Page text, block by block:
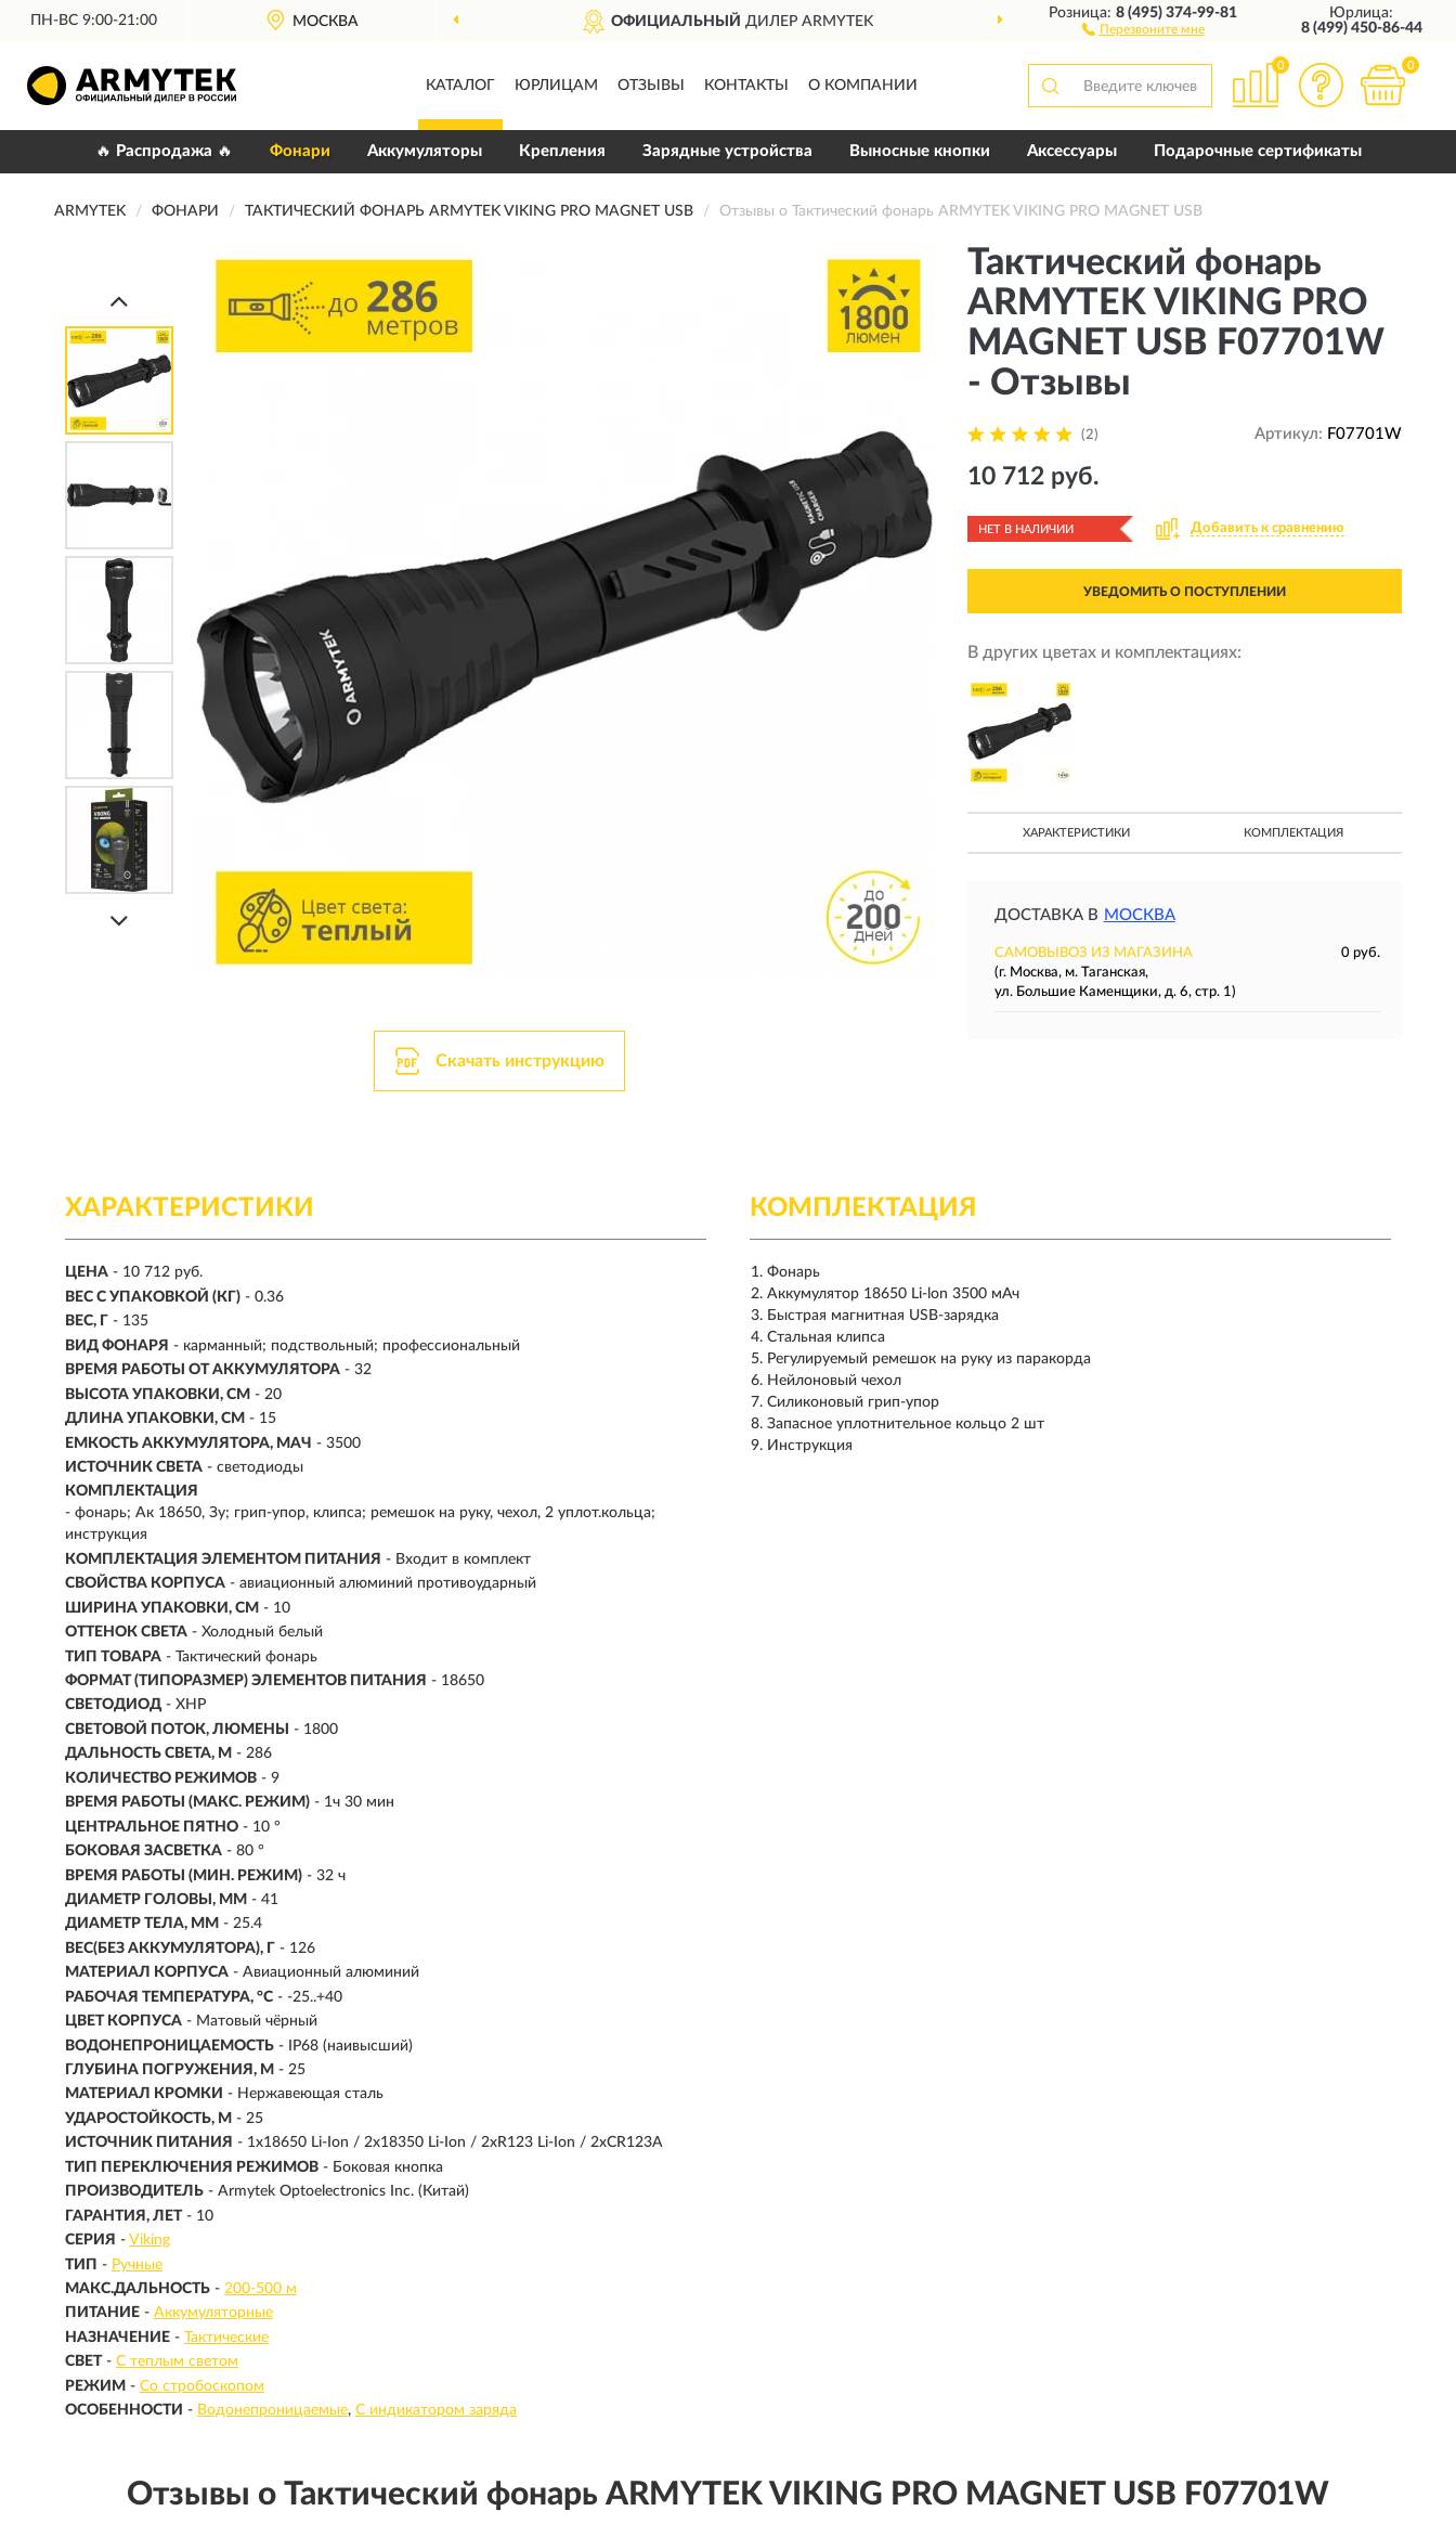
ПН-ВС 9:00-21:00 МОСКВА ОФИЦИАЛЬНЫЙДИЛЕР ARMYTEK ДОСТАВИМ ПО ВСЕЙ РОССИИ
Розница:8 (495) 374-99-81
Перезвоните мне
Юрлица:
8 (499) 450-86-44
КАТАЛОГ ЮРЛИЦАМ ОТЗЫВЫ КОНТАКТЫ О КОМПАНИИ
0 0
🔥 Распродажа 🔥 Фонари Аккумуляторы Крепления Зарядные устройства Выносные кнопки Аксессуары Подарочные сертификаты
ARMYTEK ФОНАРИ ТАКТИЧЕСКИЙ ФОНАРЬ ARMYTEK VIKING PRO MAGNET USB Отзывы о Тактический фонарь ARMYTEK VIKING PRO MAGNET USB
Скачать инструкцию
Тактический фонарь
ARMYTEK VIKING PRO
MAGNET USB F07701W
- Отзывы
(2) Артикул: F07701W
10 712 руб.
НЕТ В НАЛИЧИИ Добавить к сравнению
УВЕДОМИТЬ О ПОСТУПЛЕНИИ
В других цветах и комплектациях:
ХАРАКТЕРИСТИКИ КОМПЛЕКТАЦИЯ
ДОСТАВКА В МОСКВА
САМОВЫВОЗ ИЗ МАГАЗИНА
0 руб.
(г. Москва, м. Таганская,
ул. Большие Каменщики, д. 6, стр. 1)
ХАРАКТЕРИСТИКИ
ЦЕНА - 10 712 руб.
ВЕС С УПАКОВКОЙ (КГ) - 0.36
ВЕС, Г - 135
ВИД ФОНАРЯ - карманный; подствольный; профессиональный
ВРЕМЯ РАБОТЫ ОТ АККУМУЛЯТОРА - 32
ВЫСОТА УПАКОВКИ, СМ - 20
ДЛИНА УПАКОВКИ, СМ - 15
ЕМКОСТЬ АККУМУЛЯТОРА, МAЧ - 3500
ИСТОЧНИК СВЕТА - светодиоды
КОМПЛЕКТАЦИЯ
- фонарь; Ак 18650, Зу; грип-упор, клипса; ремешок на руку, чехол, 2 уплот.кольца;
инструкция
КОМПЛЕКТАЦИЯ ЭЛЕМЕНТОМ ПИТАНИЯ - Входит в комплект
СВОЙСТВА КОРПУСА - авиационный алюминий противоударный
ШИРИНА УПАКОВКИ, СМ - 10
ОТТЕНОК СВЕТА - Холодный белый
ТИП ТОВАРА - Тактический фонарь
ФОРМАТ (ТИПОРАЗМЕР) ЭЛЕМЕНТОВ ПИТАНИЯ - 18650
СВЕТОДИОД - XHP
СВЕТОВОЙ ПОТОК, ЛЮМЕНЫ
- 1800
ДАЛЬНОСТЬ СВЕТА, М - 286
КОЛИЧЕСТВО РЕЖИМОВ - 9
ВРЕМЯ РАБОТЫ (МАКС. РЕЖИМ) - 1ч 30 мин
ЦЕНТРАЛЬНОЕ ПЯТНО - 10 °
БОКОВАЯ ЗАСВЕТКА - 80 °
ВРЕМЯ РАБОТЫ (МИН. РЕЖИМ) - 32 ч
ДИАМЕТР ГОЛОВЫ, ММ - 41
ДИАМЕТР ТЕЛА, ММ - 25.4
ВЕС(БЕЗ АККУМУЛЯТОРА), Г - 126
МАТЕРИАЛ КОРПУСА - Авиационный алюминий
РАБОЧАЯ ТЕМПЕРАТУРА, °C - -25..+40
ЦВЕТ КОРПУСА - Матовый чёрный
ВОДОНЕПРОНИЦАЕМОСТЬ - IP68 (наивысший)
ГЛУБИНА ПОГРУЖЕНИЯ, М - 25
МАТЕРИАЛ КРОМКИ - Нержавеющая сталь
УДАРОСТОЙКОСТЬ, М - 25
ИСТОЧНИК ПИТАНИЯ - 1x18650 Li-Ion / 2x18350 Li-Ion / 2xR123 Li-Ion / 2xCR123A
ТИП ПЕРЕКЛЮЧЕНИЯ РЕЖИМОВ - Боковая кнопка
ПРОИЗВОДИТЕЛЬ - Armytek Optoelectronics Inc. (Китай)
ГАРАНТИЯ, ЛЕТ - 10
СЕРИЯ - Viking
ТИП - Ручные
МАКС.ДАЛЬНОСТЬ - 200-500 м
ПИТАНИЕ - Аккумуляторные
НАЗНАЧЕНИЕ - Тактические
СВЕТ - С теплым светом
РЕЖИМ - Со стробоскопом
ОСОБЕННОСТИ - Водонепроницаемые С индикатором заряда
КОМПЛЕКТАЦИЯ
Фонарь
Аккумулятор 18650 Li-lon 3500 мАч
Быстрая магнитная USB-зарядка
Стальная клипса
Регулируемый ремешок на руку из паракорда
Нейлоновый чехол
Силиконовый грип-упор
Запасное уплотнительное кольцо 2 шт
Инструкция
Отзывы о Тактический фонарь ARMYTEK VIKING PRO MAGNET USB F07701W